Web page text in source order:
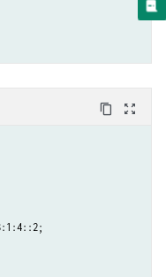
content_copy zoom_out_map